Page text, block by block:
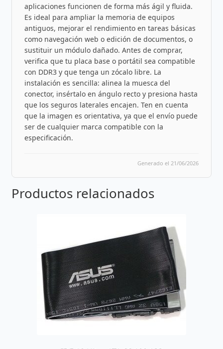
aplicaciones funcionen de forma más ágil y fluida.
Es ideal para ampliar la memoria de equipos
antiguos, mejorar el rendimiento en tareas básicas
como navegación web o edición de documentos, o
sustituir un módulo dañado. Antes de comprar,
verifica que tu placa base o portátil sea compatible
con DDR3 y que tenga un zócalo libre. La
instalación es sencilla: alinea la muesca del
conector, insértalo en ángulo recto y presiona hasta
que los seguros laterales encajen. Ten en cuenta
que la imagen es orientativa, ya que el envío puede
ser de cualquier marca compatible con la
especificación.
Generado el 21/06/2026
Productos relacionados